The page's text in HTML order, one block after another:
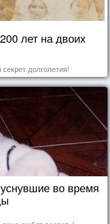
лет на двоих
долголетия!
во время